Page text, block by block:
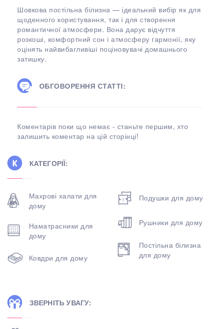
Шовкова постільна білизна — ідеальний вибір як для
щоденного користування, так і для створення
романтичної атмосфери. Вона дарує відчуття
розкоші, комфортний сон і атмосферу гармонії, яку
оцінять найвибагливіші поціновувачі домашнього
затишку.
ОБГОВОРЕННЯ СТАТТІ:
Коментарів поки що немає - станьте першим, хто
залишить коментар на цій сторінці!
КАТЕГОРІЇ:
Махрові халати для
дому
Наматрасники для
дому
Ковдри для дому
Подушки для дому
Рушники для дому
Постільна білизна
для дому
ЗВЕРНІТЬ УВАГУ: